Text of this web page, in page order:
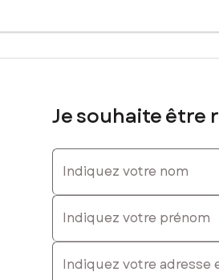
Je souhaite être
Indiquez votre nom
Indiquez votre prénom
E-mail